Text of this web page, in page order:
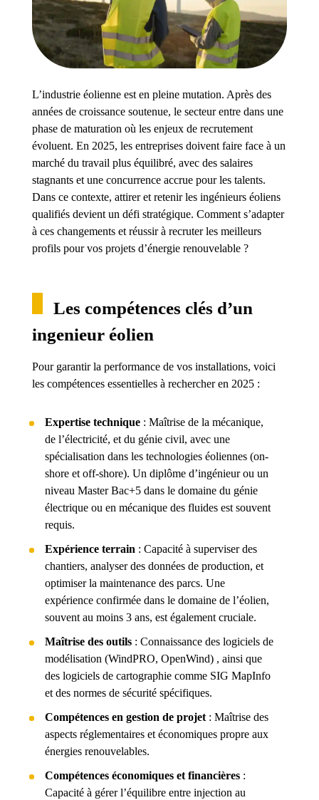
L’industrie éolienne est en pleine mutation. Après des
années de croissance soutenue, le secteur entre dans une
phase de maturation où les enjeux de recrutement
évoluent. En 2025, les entreprises doivent faire face à un
marché du travail plus équilibré, avec des salaires
stagnants et une concurrence accrue pour les talents.
Dans ce contexte, attirer et retenir les ingénieurs éoliens
qualifiés devient un défi stratégique. Comment s’adapter
à ces changements et réussir à recruter les meilleurs
profils pour vos projets d’énergie renouvelable ?
Les compétences clés d’un
ingenieur éolien
Pour garantir la performance de vos installations, voici
les compétences essentielles à rechercher en 2025 :
Expertise technique: Maîtrise de la mécanique,
de l’électricité, et du génie civil, avec une
spécialisation dans les technologies éoliennes (on-
shore et off-shore). Un diplôme d’ingénieur ou un
niveau Master Bac+5 dans le domaine du génie
électrique ou en mécanique des fluides est souvent
requis.
Expérience terrain : Capacité à superviser des
chantiers, analyser des données de production, et
optimiser la maintenance des parcs. Une
expérience confirmée dans le domaine de l’éolien,
souvent au moins 3 ans, est également cruciale.
Maîtrise des outils: Connaissance des logiciels de
modélisation (WindPRO, OpenWind) , ainsi que
des logiciels de cartographie comme SIG MapInfo
et des normes de sécurité spécifiques.
Compétences en gestion de projet: Maîtrise des
aspects réglementaires et économiques propre aux
énergies renouvelables.
Compétences économiques et financières:
Capacité à gérer l’équilibre entre injection au